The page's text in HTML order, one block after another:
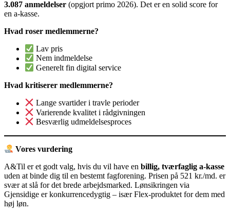
3.087 anmeldelser (opgjort primo 2026). Det er en solid score for
en a-kasse.
Hvad roser medlemmerne?
Lav pris
Nem indmeldelse
Generelt fin digital service
Hvad kritiserer medlemmerne?
Lange svartider i travle perioder
Varierende kvalitet i rådgivningen
Besværlig udmeldelsesproces
Vores vurdering
A&Til er et godt valg, hvis du vil have en billig, tværfaglig a-kasse
uden at binde dig til en bestemt fagforening. Prisen på 521 kr./md. er
svær at slå for det brede arbejdsmarked. Lønsikringen via
Gjensidige er konkurrencedygtig – især Flex-produktet for dem med
høj løn.